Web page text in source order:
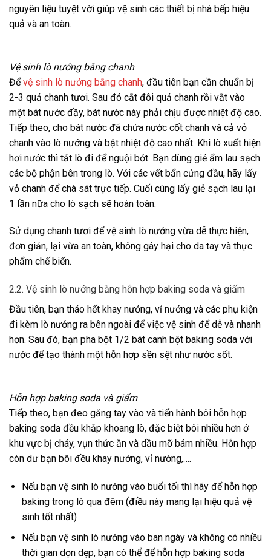
nguyên liệu tuyệt vời giúp vệ sinh các thiết bị nhà bếp hiệu
quả và an toàn.
Vệ sinh lò nướng bằng chanh
Đểvệ sinh lò nướng bằng chanh, đầu tiên bạn cần chuẩn bị
2-3 quả chanh tươi. Sau đó cắt đôi quả chanh rồi vắt vào
một bát nước đầy, bát nước này phải chịu được nhiệt độ cao.
Tiếp theo, cho bát nước đã chứa nước cốt chanh và cả vỏ
chanh vào lò nướng và bật nhiệt độ cao nhất. Khi lò xuất hiện
hơi nước thì tắt lò đi để nguội bớt. Bạn dùng giẻ ẩm lau sạch
các bộ phận bên trong lò. Với các vết bẩn cứng đầu, hãy lấy
vỏ chanh để chà sát trực tiếp. Cuối cùng lấy giẻ sạch lau lại
1 lần nữa cho lò sạch sẽ hoàn toàn.
Sử dụng chanh tươi để vệ sinh lò nướng vừa dễ thực hiện,
đơn giản, lại vừa an toàn, không gây hại cho da tay và thực
phẩm chế biến.
2.2. Vệ sinh lò nướng bằng hỗn hợp baking soda và giấm
Đầu tiên, bạn tháo hết khay nướng, vỉ nướng và các phụ kiện
đi kèm lò nướng ra bên ngoài để việc vệ sinh để dễ và nhanh
hơn. Sau đó, bạn pha bột 1/2 bát canh bột baking soda với
nước để tạo thành một hỗn hợp sền sệt như nước sốt.
Hỗn hợp baking soda và giấm
Tiếp theo, bạn đeo găng tay vào và tiến hành bôi hỗn hợp
baking soda đều khắp khoang lò, đặc biệt bôi nhiều hơn ở
khu vực bị cháy, vụn thức ăn và dầu mỡ bám nhiều. Hỗn hợp
còn dư bạn bôi đều khay nướng, vỉ nướng,….
Nếu bạn vệ sinh lò nướng vào buổi tối thì hãy để hỗn hợp
baking trong lò qua đêm (điều này mang lại hiệu quả vệ
sinh tốt nhất)
Nếu bạn vệ sinh lò nướng vào ban ngày và không có nhiều
thời gian dọn dẹp, bạn có thể để hỗn hợp baking soda